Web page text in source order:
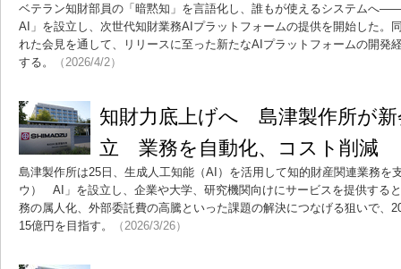
ベテラン知財部員の「暗黙知」を言語化し、誰もが使えるシステムへ
AI」を設立し、次世代知財業務AIプラットフォームの提供を開始した。
れた会見を通して、リリースに至った新たなAIプラットフォームの開発
する。
（2026/4/2）
知財力底上げへ 島津製作所が新
立 業務を自動化、コスト削減
島津製作所は25日、生成人工知能（AI）を活用して知的財産関連業務を
ウ） AI」を設立し、企業や大学、研究機関向けにサービスを提供する
務の属人化、外部委託費の高騰といった課題の解決につなげる狙いで、
15億円を目指す。
（2026/3/26）